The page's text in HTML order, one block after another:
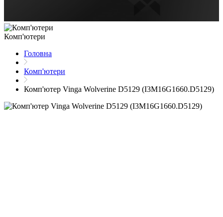
Комп'ютери
Головна
Комп'ютери
Комп'ютер Vinga Wolverine D5129 (I3M16G1660.D5129)